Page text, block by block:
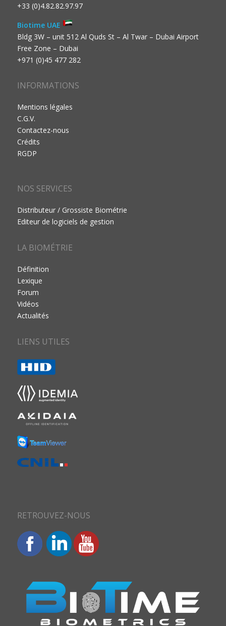
+33 (0)4.82.82.97.97
Biotime UAE
Bldg 3W – unit 512 Al Quds St – Al Twar – Dubai Airport
Free Zone – Dubai
+971 (0)45 477 282
INFORMATIONS
Mentions légales
C.G.V.
Contactez-nous
Crédits
RGDP
NOS SERVICES
Distributeur / Grossiste Biométrie
Editeur de logiciels de gestion
LA BIOMÉTRIE
Définition
Lexique
Forum
Vidéos
Actualités
LIENS UTILES
RETROUVEZ-NOUS